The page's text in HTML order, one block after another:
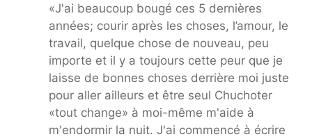
«J'ai beaucoup bougé ces 5 dernières
années; courir après les choses, l’amour, le
travail, quelque chose de nouveau, peu
importe et il y a toujours cette peur que je
laisse de bonnes choses derrière moi juste
pour aller ailleurs et être seul Chuchoter
«tout change» à moi-même m'aide à
m'endormir la nuit. J'ai commencé à écrire